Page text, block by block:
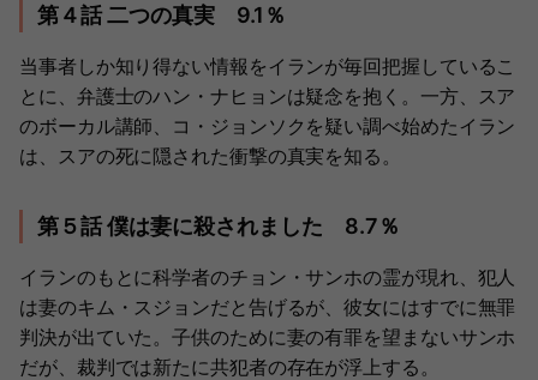
第４話 二つの真実 9.1％
当事者しか知り得ない情報をイランが毎回把握しているこ
とに、弁護士のハン・ナヒョンは疑念を抱く。一方、スア
のボーカル講師、コ・ジョンソクを疑い調べ始めたイラン
は、スアの死に隠された衝撃の真実を知る。
第５話 僕は妻に殺されました 8.7％
イランのもとに科学者のチョン・サンホの霊が現れ、犯人
は妻のキム・スジョンだと告げるが、彼女にはすでに無罪
判決が出ていた。子供のために妻の有罪を望まないサンホ
だが、裁判では新たに共犯者の存在が浮上する。